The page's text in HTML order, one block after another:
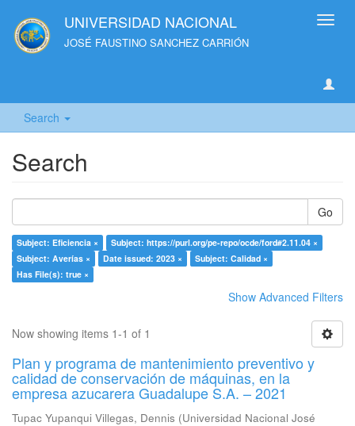
UNIVERSIDAD NACIONAL
JOSÉ FAUSTINO SANCHEZ CARRIÓN
Search
Search
Go
Subject: Eficiencia ×
Subject: https://purl.org/pe-repo/ocde/ford#2.11.04 ×
Subject: Averías ×
Date issued: 2023 ×
Subject: Calidad ×
Has File(s): true ×
Show Advanced Filters
Now showing items 1-1 of 1
Plan y programa de mantenimiento preventivo y
calidad de conservación de máquinas, en la
empresa azucarera Guadalupe S.A. – 2021
Tupac Yupanqui Villegas, Dennis (Universidad Nacional José